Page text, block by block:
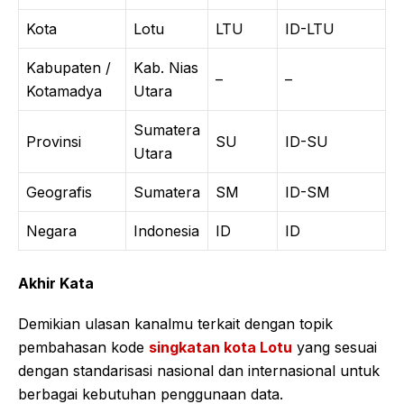
Kota Lotu LTU ID-LTU
Kabupaten /
Kotamadya
Kab. Nias
Utara
– –
Provinsi
Sumatera
Utara
SU ID-SU
Geografis Sumatera SM ID-SM
Negara Indonesia ID ID
Akhir Kata
Demikian ulasan kanalmu terkait dengan topik
pembahasan kode singkatan kota Lotu yang sesuai
dengan standarisasi nasional dan internasional untuk
berbagai kebutuhan penggunaan data.